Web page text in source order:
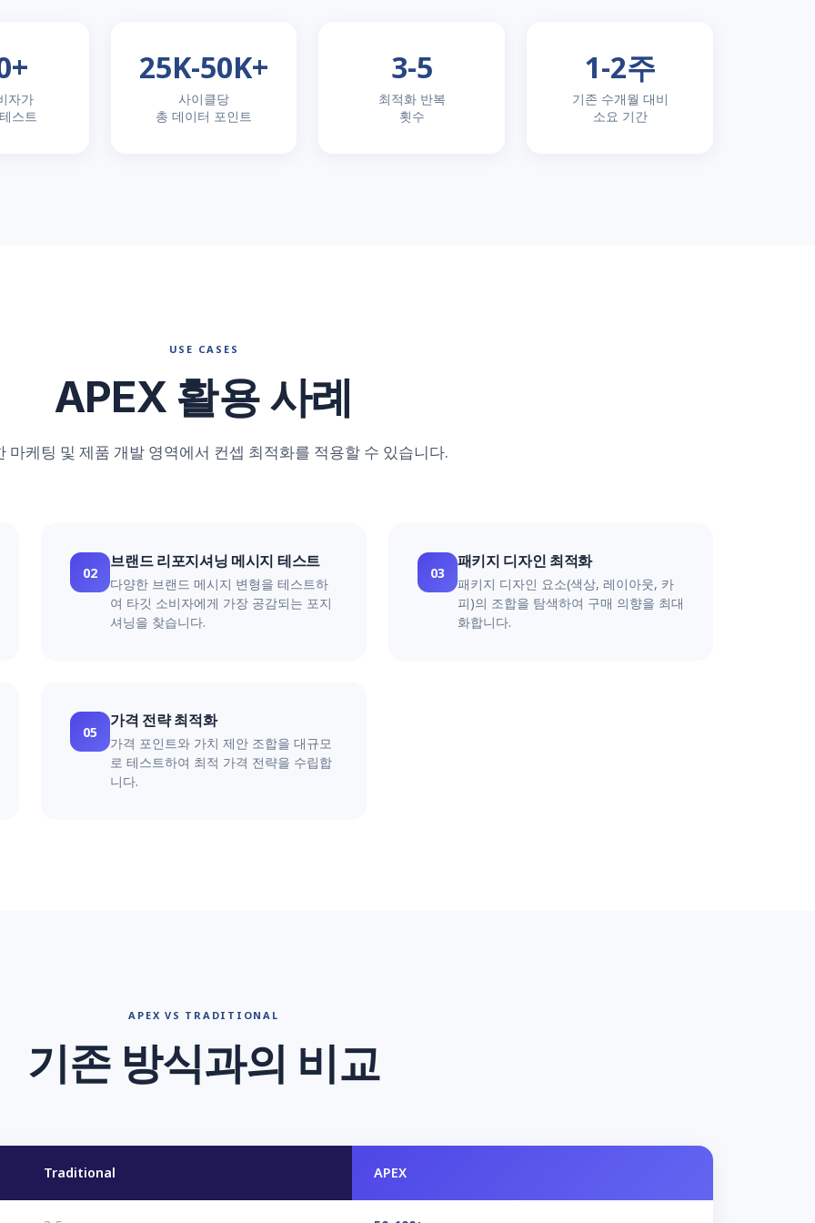
Low Acceptance Concept Space
자가
스트
25K-50K+
사이클당
총 데이터 포인트
3-5
최적화 반복
횟수
1-2주
기존 수개월 대비
소요 기간
USE CASES
APEX 활용 사례
마케팅 및 제품 개발 영역에서 컨셉 최적화를 적용할 수 있습니다.
02
브랜드 리포지셔닝 메시지 테스트
다양한 브랜드 메시지 변형을 테스트하
여 타깃 소비자에게 가장 공감되는 포지
셔닝을 찾습니다.
03
패키지 디자인 최적화
패키지 디자인 요소(색상, 레이아웃, 카
피)의 조합을 탐색하여 구매 의향을 최대
화합니다.
05
가격 전략 최적화
가격 포인트와 가치 제안 조합을 대규모
로 테스트하여 최적 가격 전략을 수립합
니다.
APEX VS TRADITIONAL
기존 방식과의 비교
Traditional APEX